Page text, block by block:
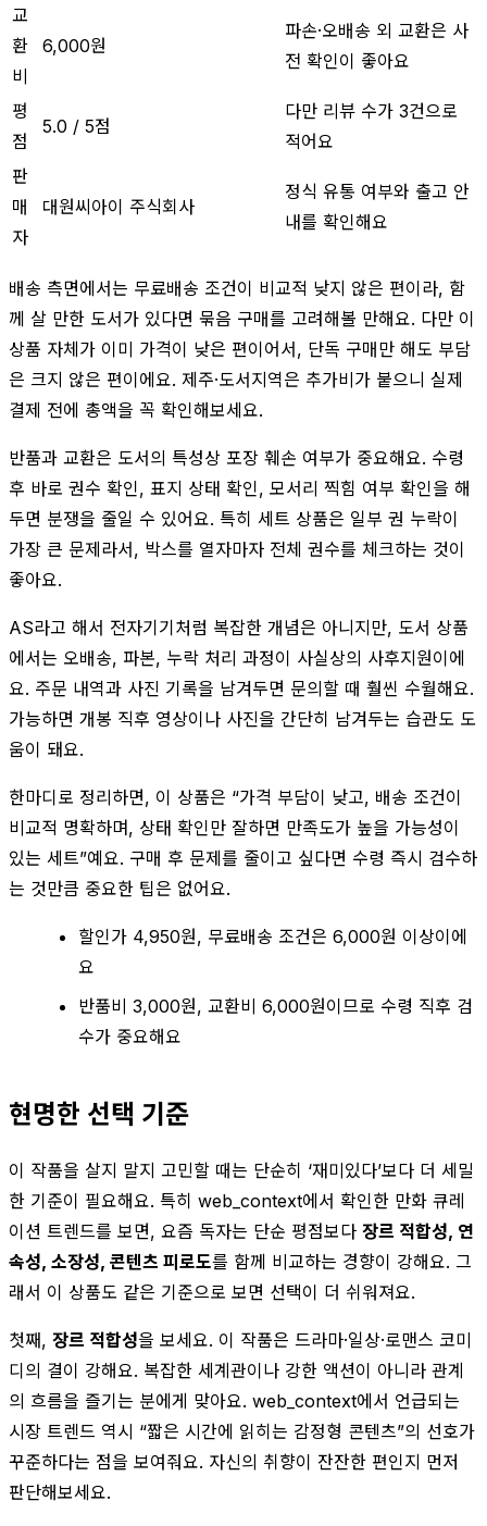
교
환
비
6,000원
파손·오배송 외 교환은 사
전 확인이 좋아요
평
점
5.0 / 5점
다만 리뷰 수가 3건으로
적어요
판
매
자
대원씨아이 주식회사
정식 유통 여부와 출고 안
내를 확인해요
배송 측면에서는 무료배송 조건이 비교적 낮지 않은 편이라, 함
께 살 만한 도서가 있다면 묶음 구매를 고려해볼 만해요. 다만 이
상품 자체가 이미 가격이 낮은 편이어서, 단독 구매만 해도 부담
은 크지 않은 편이에요. 제주·도서지역은 추가비가 붙으니 실제
결제 전에 총액을 꼭 확인해보세요.
반품과 교환은 도서의 특성상 포장 훼손 여부가 중요해요. 수령
후 바로 권수 확인, 표지 상태 확인, 모서리 찍힘 여부 확인을 해
두면 분쟁을 줄일 수 있어요. 특히 세트 상품은 일부 권 누락이
가장 큰 문제라서, 박스를 열자마자 전체 권수를 체크하는 것이
좋아요.
AS라고 해서 전자기기처럼 복잡한 개념은 아니지만, 도서 상품
에서는 오배송, 파본, 누락 처리 과정이 사실상의 사후지원이에
요. 주문 내역과 사진 기록을 남겨두면 문의할 때 훨씬 수월해요.
가능하면 개봉 직후 영상이나 사진을 간단히 남겨두는 습관도 도
움이 돼요.
한마디로 정리하면, 이 상품은 “가격 부담이 낮고, 배송 조건이
비교적 명확하며, 상태 확인만 잘하면 만족도가 높을 가능성이
있는 세트”예요. 구매 후 문제를 줄이고 싶다면 수령 즉시 검수하
는 것만큼 중요한 팁은 없어요.
할인가 4,950원, 무료배송 조건은 6,000원 이상이에
요
반품비 3,000원, 교환비 6,000원이므로 수령 직후 검
수가 중요해요
현명한 선택 기준
이 작품을 살지 말지 고민할 때는 단순히 ‘재미있다’보다 더 세밀
한 기준이 필요해요. 특히 web_context에서 확인한 만화 큐레
이션 트렌드를 보면, 요즘 독자는 단순 평점보다 장르 적합성, 연
속성, 소장성, 콘텐츠 피로도를 함께 비교하는 경향이 강해요. 그
래서 이 상품도 같은 기준으로 보면 선택이 더 쉬워져요.
첫째, 장르 적합성을 보세요. 이 작품은 드라마·일상·로맨스 코미
디의 결이 강해요. 복잡한 세계관이나 강한 액션이 아니라 관계
의 흐름을 즐기는 분에게 맞아요. web_context에서 언급되는
시장 트렌드 역시 “짧은 시간에 읽히는 감정형 콘텐츠”의 선호가
꾸준하다는 점을 보여줘요. 자신의 취향이 잔잔한 편인지 먼저
판단해보세요.